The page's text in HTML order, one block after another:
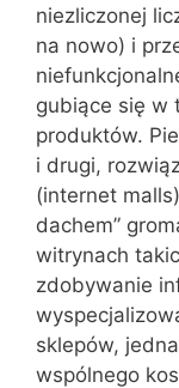
niezliczonej
na nowo) i
gubiące się w
produktów.
i drugi,
(internet
dachem”
witrynach
zdobywanie
sklepów,
wspólnego